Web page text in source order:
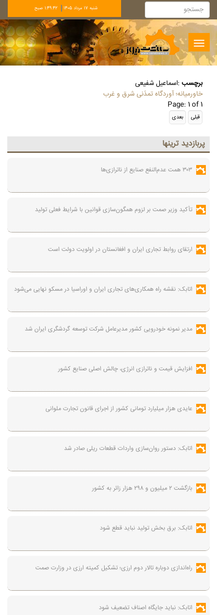
شنبه 17 مرداد 1405 1:49:42 صبح
Toggle
navigation
برچسب :اسماعیل شفیعی
خاورمیانه؛ آوردگاه تمدّنی شرق و غرب
Page: 1 of 1
پربازديد ترينها
۳۰۳ همت عدم‌النفع صنایع از ناترازی‌ها
تأکید وزیر صمت بر لزوم همگون‌سازی قوانین با شرایط فعلی تولید
ارتقای روابط تجاری ایران و افغانستان در اولویت دولت است
اتابک: نقشه راه همکاری‌های تجاری ایران و اوراسیا در مسکو نهایی می‌شود
مدیر نمونه خودرویی کشور مدیرعامل شرکت توسعه گردشگری ایران شد
افزایش قیمت و ناترازی انرژی، چالش اصلی صنایع کشور
عایدی هزار میلیارد تومانی کشور از اجرای قانون تجارت ملوانی
اتابک: دستور روان‌سازی واردات قطعات ریلی صادر شد
بازگشت ۲ میلیون و ۲۹۸ هزار زائر به کشور
اتابک: برق بخش تولید نباید قطع شود
راه‌اندازی دوباره تالار دوم ارزی؛ تشکیل کمیته ارزی در وزارت صمت
اتابک: نباید جایگاه اصناف تضعیف شود